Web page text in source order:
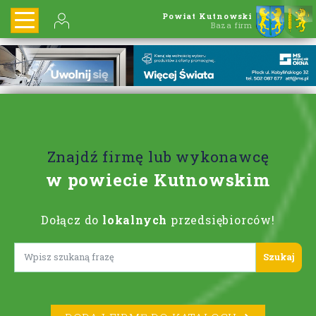
Powiat Kutnowski
Baza firm
Znajdź firmę lub wykonawcę
w powiecie Kutnowskim
Dołącz do lokalnych przedsiębiorców!
Lorem ipsum